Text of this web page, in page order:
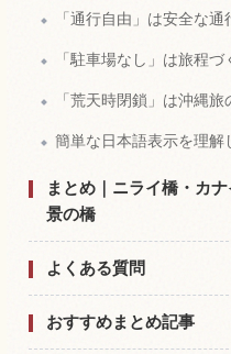
「通行自由」は安全な
「駐車場なし」は旅程づ
「荒天時閉鎖」は沖縄
簡単な日本語表示を理解
まとめ｜ニライ橋・カ
景の橋
よくある質問
おすすめまとめ記事